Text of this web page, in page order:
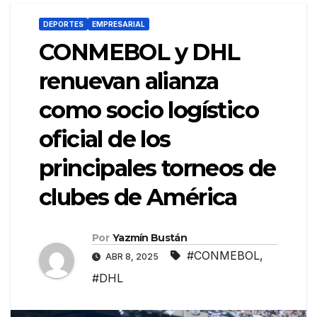
DEPORTES EMPRESARIAL
CONMEBOL y DHL
renuevan alianza
como socio logístico
oficial de los
principales torneos de
clubes de América
Por Yazmín Bustán
ABR 8, 2025 #CONMEBOL,
#DHL